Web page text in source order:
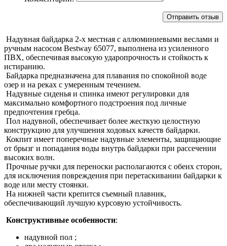
Надувная байдарка 2-х местная с аллюминиевыми веслами и
ручным насосом Bestway 65077, выполнена из усиленного
ПВХ, обеспечивая высокую ударопрочность и стойкость к
истиранию.
Байдарка предназначена для плавания по спокойной воде
озер и на реках с умеренным течением.
Надувные сиденья и спинка имеют регулировки для
максимально комфортного подстроения под личные
предпочтения гребца.
Пол надувной, обеспечивает более жесткую целостную
конструкцию для улучшения ходовых качеств байдарки.
Кокпит имеет поперечные надувные элементы, защищающие
от брызг и попадания воды внутрь байдарки при рассечении
высоких волн.
Прочные ручки для переноски располагаются с обеих сторон,
для исключения повреждения при перетаскивании байдарки к
воде или месту стоянки.
На нижней части крепится съемный плавник,
обеспечивающий лучшую курсовую устойчивость.
Конструктивные особенности:
надувной пол ;